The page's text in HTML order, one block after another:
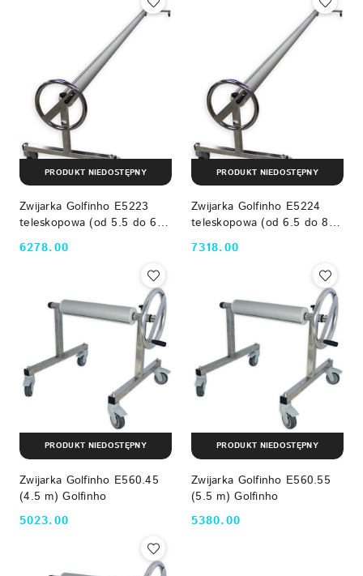
Zwijarka Golfinho E5223
teleskopowa (od 5.5 do 6.6
m) Golfinho
Cena:
6278.00
PRODUKT NIEDOSTĘPNY
Zwijarka Golfinho E5224
teleskopowa (od 6.5 do 8.1
m) Golfinho
Cena:
7318.00
PRODUKT NIEDOSTĘPNY
Zwijarka Golfinho E560.45
(4.5 m) Golfinho
Cena:
5023.00
PRODUKT NIEDOSTĘPNY
Zwijarka Golfinho E560.55
(5.5 m) Golfinho
Cena:
5380.00
PRODUKT NIEDOSTĘPNY